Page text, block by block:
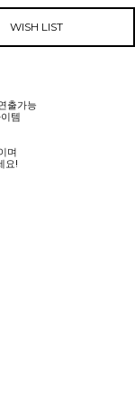
WISH LIST
출가능
템
며
요!